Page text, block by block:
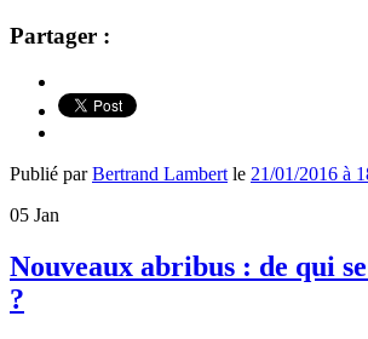
Partager :
Publié parBertrand Lambert le 21/01/2016 à
05 Jan
Nouveaux abribus : de qui
?